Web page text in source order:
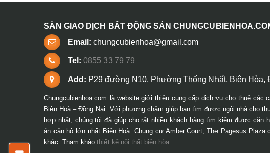
SÀN GIAO DỊCH BẤT ĐỘNG SẢN
Email: chungcubienhoa@gmail.com
Tel: 0855 33 79 79
Add: P29 đường N10, Phường Thống Nhất, Biên Hòa,
Chungcubienhoa.com là website giới thiệu cung cấp dịch vụ cho thuê các
Biên Hoà – Đồng Nai. Với phương châm giúp bạn tìm được ngôi nhà cho
hợp nhất, chúng tôi đã giúp cho rất nhiều khách hàng tìm kiếm được căn
án căn hộ lớn nhất Biên Hoà: Chung cư Amber Court, The Pagesus Plaza
khác. Tham khảo thiết kế nội thất biên hòa